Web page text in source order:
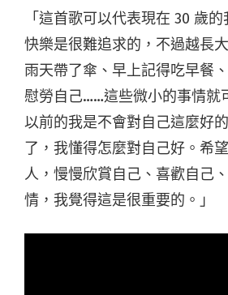
「這首歌可以代表現在 30 歲
快樂是很難追求的，不過越長
雨天帶了傘、早上記得吃早餐
慰勞自己……這些微小的事情就
以前的我是不會對自己這麼好
了，我懂得怎麼對自己好。希
人，慢慢欣賞自己、喜歡自己
情，我覺得這是很重要的。」